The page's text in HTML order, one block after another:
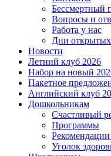
Бессмертный
Вопросы и
Работа у нас
Дни открытых
Новости
Летний клуб 2026
Набор на новый
Пакетное
Английский клуб
Дошкольникам
Счастливый
Программы
Уголок